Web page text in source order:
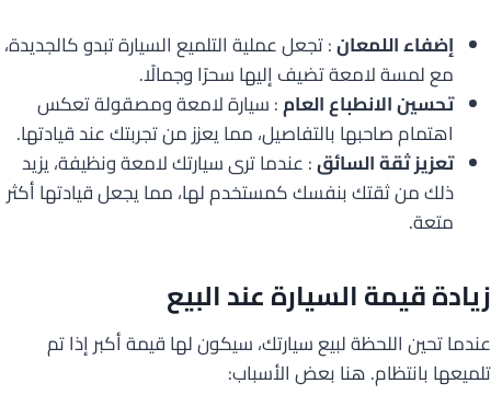
إضفاء اللمعان: تجعل عملية التلميع السيارة تبدو كالجديدة،
مع لمسة لامعة تضيف إليها سحرًا وجمالًا.
تحسين الانطباع العام: سيارة لامعة ومصقولة تعكس
اهتمام صاحبها بالتفاصيل، مما يعزز من تجربتك عند قيادتها.
تعزيز ثقة السائق: عندما ترى سيارتك لامعة ونظيفة، يزيد
ذلك من ثقتك بنفسك كمستخدم لها، مما يجعل قيادتها أكثر
متعة.
زيادة قيمة السيارة عند البيع
عندما تحين اللحظة لبيع سيارتك، سيكون لها قيمة أكبر إذا تم
تلميعها بانتظام. هنا بعض الأسباب: